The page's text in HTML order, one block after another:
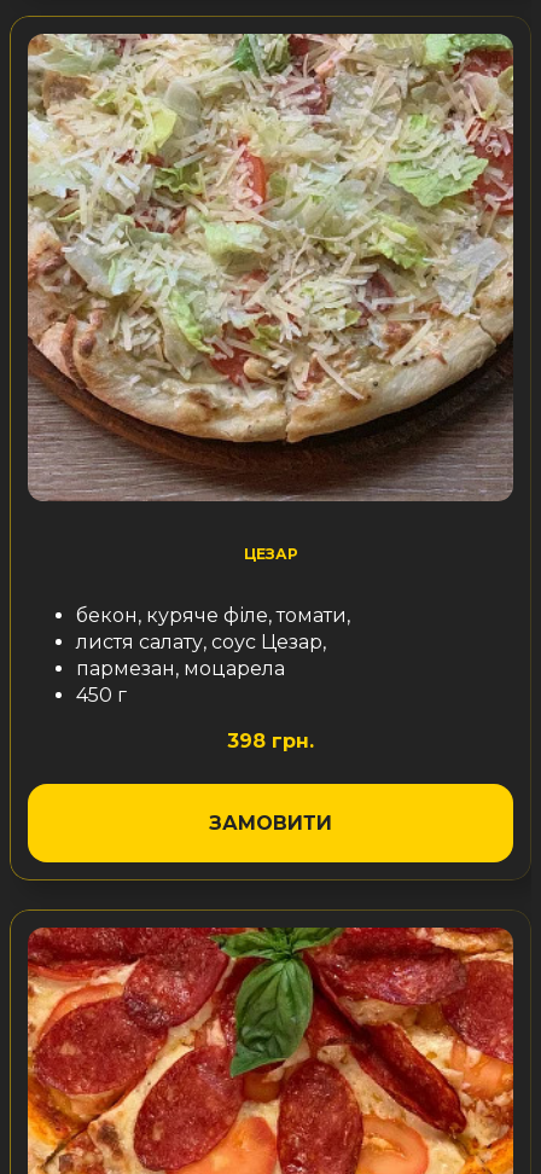
ЦЕЗАР
бекон, куряче філе, томати,
листя салату, соус Цезар,
пармезан, моцарела
450 г
398 грн.
ЗАМОВИТИ